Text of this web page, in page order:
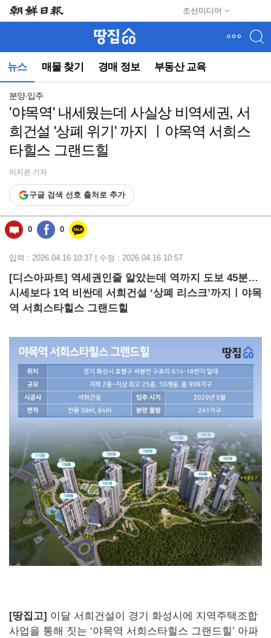
조선미디어
뉴스 매물 찾기 경매 정보 부동산 교육
뉴
(컨
분양·입주
'야목역' 내세웠는데 사실상 비역세권, 서
희건설 '상폐 위기' 까지 ㅣ야목역 서희스
타힐스 그랜드힐
이지은 기자
구글 검색 선호 출처로 추가
0 0
입력 : 2026.04.16 10:37 | 수정 : 2026.04.16 10:57
[디스아파트] 역세권인줄 알았는데 역까지 도보 45분…
시세보다 1억 비싼데 서희건설 ‘상폐 리스크’까지ㅣ야목
역 서희스타힐스 그랜드힐
[땅집고] 이달 서희건설이 경기 화성시에 지역주택조합
사업을 통해 짓는 ‘야목역 서희스타힐스 그랜드힐’ 아파